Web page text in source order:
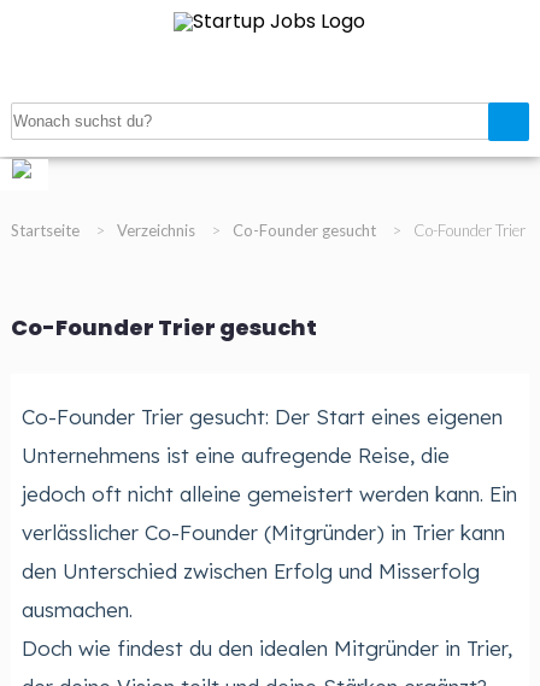
Registrieren
Login
Startseite > Verzeichnis > Co-Founder gesucht > Co-Founder Trier
Co-Founder Trier gesucht
Co-Founder Trier gesucht: Der Start eines eigenen
Unternehmens ist eine aufregende Reise, die
jedoch oft nicht alleine gemeistert werden kann. Ein
verlässlicher Co-Founder (Mitgründer) in Trier kann
den Unterschied zwischen Erfolg und Misserfolg
ausmachen.
Doch wie findest du den idealen Mitgründer in Trier,